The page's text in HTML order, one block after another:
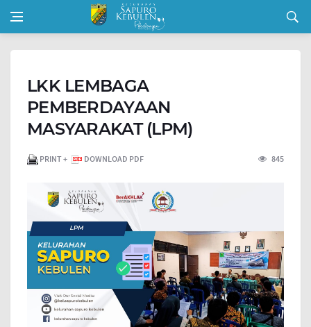
LKK LEMBAGA
PEMBERDAYAAN
MASYARAKAT (LPM)
PRINT + DOWNLOAD PDF 845